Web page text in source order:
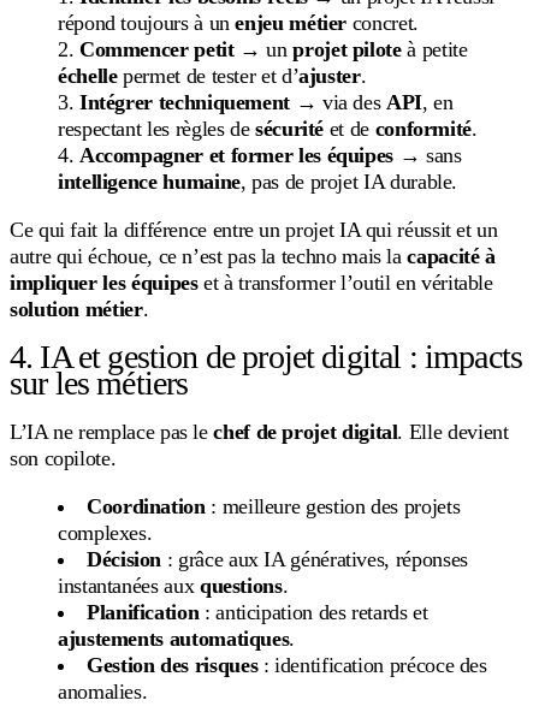
répond toujours à unenjeu métier concret.
Commencer petit→ unprojet piloteà petite
échellepermet de tester et d’ajuster.
Intégrer techniquement → via des API, en
respectant les règles de sécurité et de conformité.
Accompagner et former les équipes → sans
intelligence humaine, pas de projet IA durable.
Ce qui fait la différence entre un projet IA qui réussit et un
autre qui échoue, ce n’est pas la techno mais lacapacité à
impliquer les équipeset à transformer l’outil en véritable
solution métier.
4. IA et gestion de projet digital : impacts
sur les métiers
L’IA ne remplace pas lechef de projet digital. Elle devient
son copilote.
Coordination : meilleure gestion des projets
complexes.
Décision : grâce aux IA génératives, réponses
instantanées aux questions.
Planification : anticipation des retards et
ajustements automatiques.
Gestion des risques: identification précoce des
anomalies.